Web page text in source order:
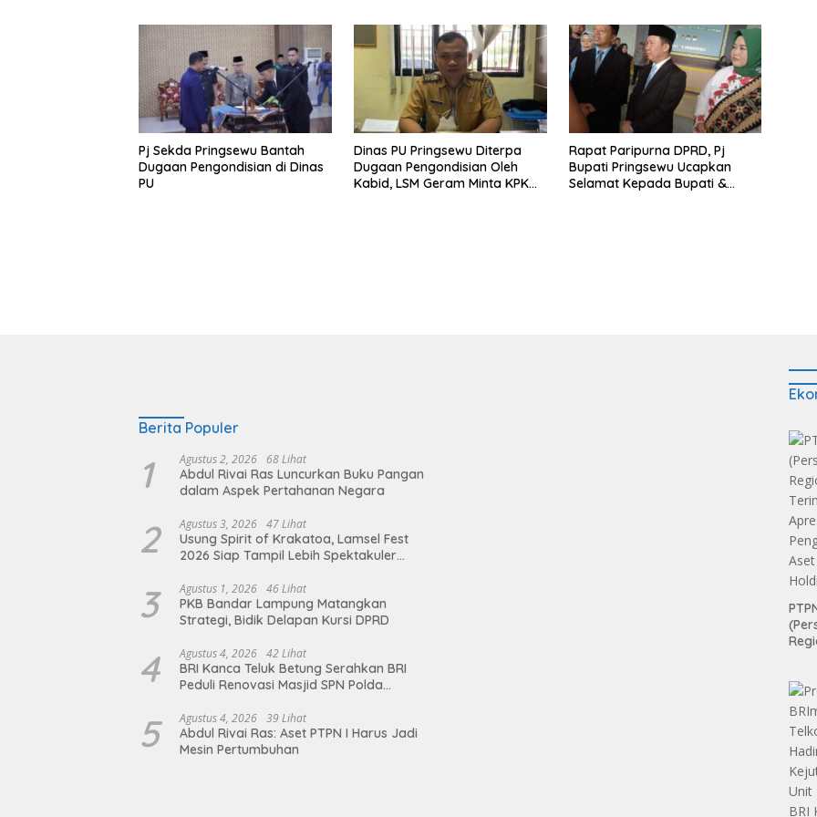
Pj Sekda Pringsewu Bantah
Dugaan Pengondisian di Dinas
PU
Dinas PU Pringsewu Diterpa
Dugaan Pengondisian Oleh
Kabid, LSM Geram Minta KPK
Rapat Paripurna DPRD, Pj
Bupati Pringsewu Ucapkan
Selamat Kepada Bupati &
Berita Populer
1 Agustus 2, 2026 68 Lihat
Abdul Rivai Ras Luncurkan Buku Pangan
dalam Aspek Pertahanan Negara
2 Agustus 3, 2026 47 Lihat
Usung Spirit of Krakatoa, Lamsel Fest
2026 Siap Tampil Lebih Spektakuler
Artis Ibu Kota
3 Agustus 1, 2026 46 Lihat
PKB Bandar Lampung Matangkan
Strategi, Bidik Delapan Kursi DPRD
4 Agustus 4, 2026 42 Lihat
BRI Kanca Teluk Betung Serahkan BRI
Peduli Renovasi Masjid SPN Polda
terhadap Sarana Ibadah
5 Agustus 4, 2026 39 Lihat
Abdul Rivai Ras: Aset PTPN I Harus Jadi
Mesin Pertumbuhan